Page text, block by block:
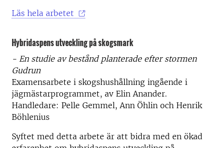
Läs hela arbetet
Hybridaspens utveckling på skogsmark
- En studie av bestånd planterade efter stormen
Gudrun
Examensarbete i skogshushållning ingående i
jägmästarprogrammet, av Elin Anander.
Handledare: Pelle Gemmel, Ann Öhlin och Henrik
Böhlenius
Syftet med detta arbete är att bidra med en ökad